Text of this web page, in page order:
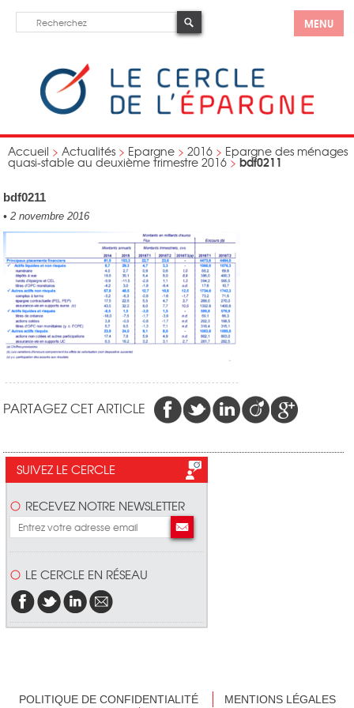
MENU
Accueil > Actualités > Epargne > 2016 > Epargne des ménages
quasi-stable au deuxième trimestre 2016 > bdf0211
bdf0211
• 2 novembre 2016
PARTAGEZ CET ARTICLE
SUIVEZ LE CERCLE
RECEVEZ NOTRE NEWSLETTER
LE CERCLE EN RÉSEAU
POLITIQUE DE CONFIDENTIALITÉ MENTIONS LÉGALES